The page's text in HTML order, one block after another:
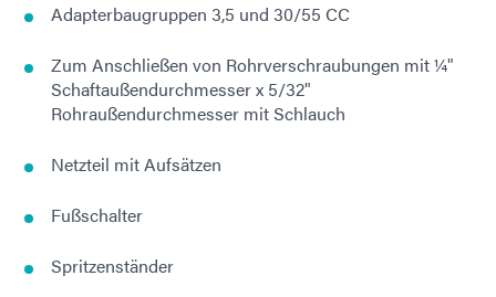
Adapterbaugruppen 3,5 und 30/55 CC
Zum Anschließen von Rohrverschraubungen mit ¼"
Schaftaußendurchmesser x 5/32"
Rohraußendurchmesser mit Schlauch
Netzteil mit Aufsätzen
Fußschalter
Spritzenständer